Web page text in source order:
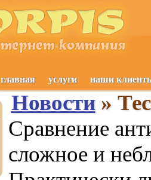
главная услуги наши
Новости»
Сравнение
сложное и